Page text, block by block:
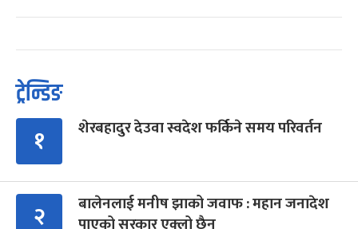
ट्रेन्डिङ
१ शेरबहादुर देउवा स्वदेश फर्किने समय परिवर्तन
२
बालेनलाई मनीष झाको जवाफ : महान जनादेश